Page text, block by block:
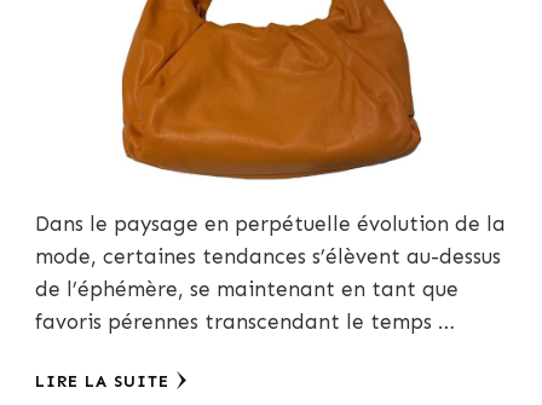
Dans le paysage en perpétuelle évolution de la
mode, certaines tendances s’élèvent au-dessus
de l’éphémère, se maintenant en tant que
favoris pérennes transcendant le temps …
LIRE LA SUITE